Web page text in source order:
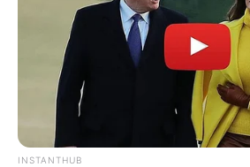
INSTANTHUB